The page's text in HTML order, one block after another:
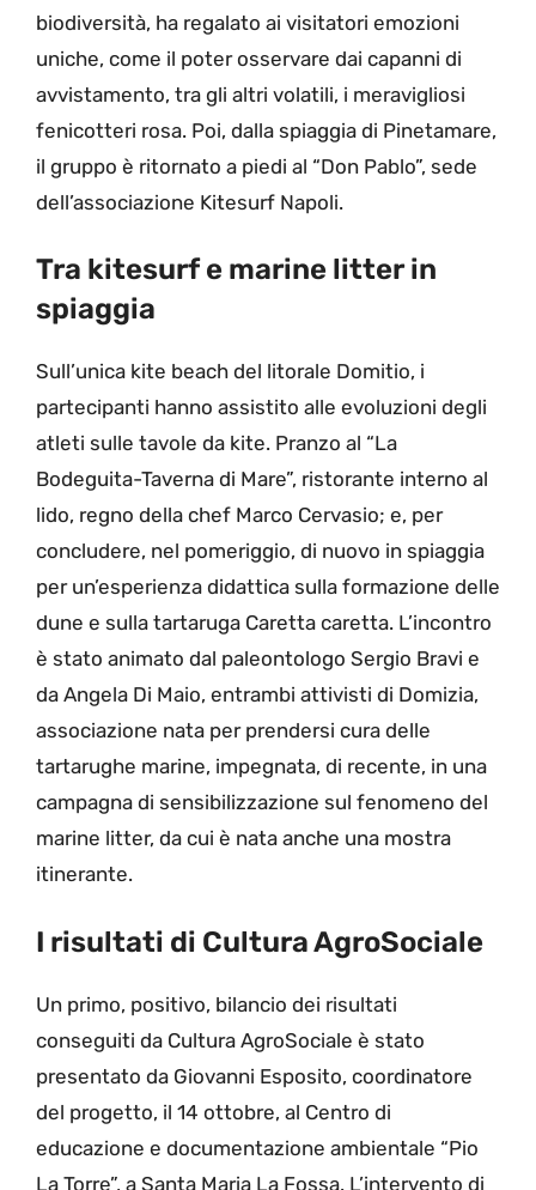
biodiversità, ha regalato ai visitatori emozioni
uniche, come il poter osservare dai capanni di
avvistamento, tra gli altri volatili, i meravigliosi
fenicotteri rosa. Poi, dalla spiaggia di Pinetamare,
il gruppo è ritornato a piedi al “Don Pablo”, sede
dell’associazione Kitesurf Napoli.
Tra kitesurf e marine litter in
spiaggia
Sull’unica kite beach del litorale Domitio, i
partecipanti hanno assistito alle evoluzioni degli
atleti sulle tavole da kite. Pranzo al “La
Bodeguita-Taverna di Mare”, ristorante interno al
lido, regno della chef Marco Cervasio; e, per
concludere, nel pomeriggio, di nuovo in spiaggia
per un’esperienza didattica sulla formazione delle
dune e sulla tartaruga Caretta caretta. L’incontro
è stato animato dal paleontologo Sergio Bravi e
da Angela Di Maio, entrambi attivisti di Domizia,
associazione nata per prendersi cura delle
tartarughe marine, impegnata, di recente, in una
campagna di sensibilizzazione sul fenomeno del
marine litter, da cui è nata anche una mostra
itinerante.
I risultati di Cultura AgroSociale
Un primo, positivo, bilancio dei risultati
conseguiti da Cultura AgroSociale è stato
presentato da Giovanni Esposito, coordinatore
del progetto, il 14 ottobre, al Centro di
educazione e documentazione ambientale “Pio
La Torre”, a Santa Maria La Fossa. L’intervento di